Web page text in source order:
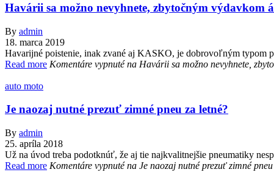
Havárii sa možno nevyhnete, zbytočným výdavkom
By admin
18. marca 2019
Havarijné poistenie, inak zvané aj KASKO, je dobrovoľným typom
Read more Komentáre vypnuténa Havárii sa možno nevyhnete,
auto moto
Je naozaj nutné prezuť zimné pneu za letné?
By admin
25. apríla 2018
Už na úvod treba podotknúť, že aj tie najkvalitnejšie pneumatiky
Read more Komentáre vypnuténa Je naozaj nutné prezuť zimné